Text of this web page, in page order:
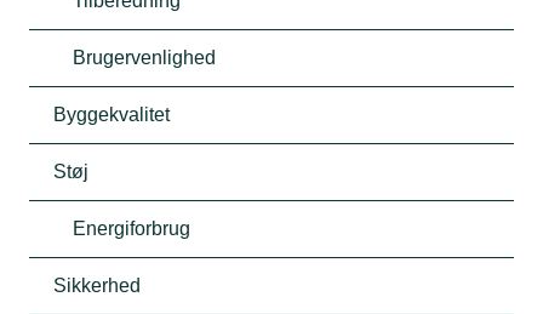
Brugervenlighed
Byggekvalitet
Støj
Energiforbrug
Sikkerhed